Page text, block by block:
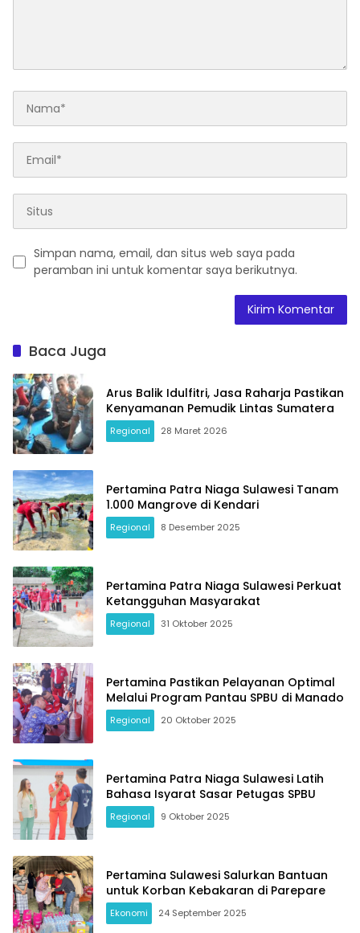
Simpan nama, email, dan situs web saya pada
peramban ini untuk komentar saya berikutnya.
Baca Juga
Arus Balik Idulfitri, Jasa Raharja Pastikan
Kenyamanan Pemudik Lintas Sumatera
Regional 28 Maret 2026
Pertamina Patra Niaga Sulawesi Tanam
1.000 Mangrove di Kendari
Regional 8 Desember 2025
Pertamina Patra Niaga Sulawesi Perkuat
Ketangguhan Masyarakat
Regional 31 Oktober 2025
Pertamina Pastikan Pelayanan Optimal
Melalui Program Pantau SPBU di Manado
Regional 20 Oktober 2025
Pertamina Patra Niaga Sulawesi Latih
Bahasa Isyarat Sasar Petugas SPBU
Regional 9 Oktober 2025
Pertamina Sulawesi Salurkan Bantuan
untuk Korban Kebakaran di Parepare
Ekonomi 24 September 2025